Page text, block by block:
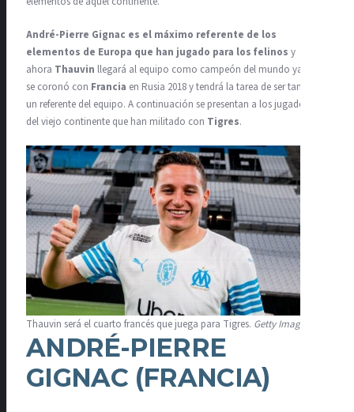
André-Pierre Gignac es el máximo referente de los
elementos de Europa que han jugado para los felinos y
ahora Thauvin llegará al equipo como campeón del mundo ya que
se coronó con Francia en Rusia 2018 y tendrá la tarea de ser también
un referente del equipo. A continuación se presentan a los jugadores
del viejo continente que han militado con Tigres.
Thauvin será el cuarto francés que juega para Tigres. Getty Images
ANDRÉ-PIERRE
GIGNAC (FRANCIA)